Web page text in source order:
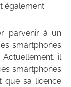
également.
parvenir à un
smartphones
il
smartphones
que sa licence